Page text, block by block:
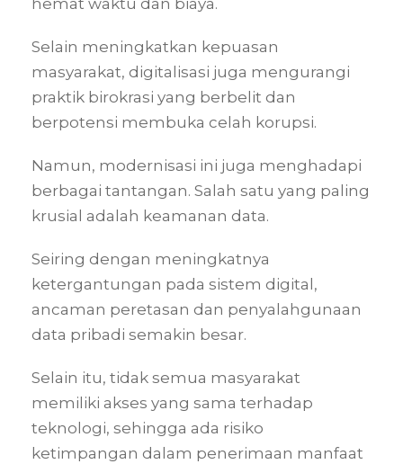
hemat waktu dan biaya.
Selain meningkatkan kepuasan
masyarakat, digitalisasi juga mengurangi
praktik birokrasi yang berbelit dan
berpotensi membuka celah korupsi.
Namun, modernisasi ini juga menghadapi
berbagai tantangan. Salah satu yang paling
krusial adalah keamanan data.
Seiring dengan meningkatnya
ketergantungan pada sistem digital,
ancaman peretasan dan penyalahgunaan
data pribadi semakin besar.
Selain itu, tidak semua masyarakat
memiliki akses yang sama terhadap
teknologi, sehingga ada risiko
ketimpangan dalam penerimaan manfaat